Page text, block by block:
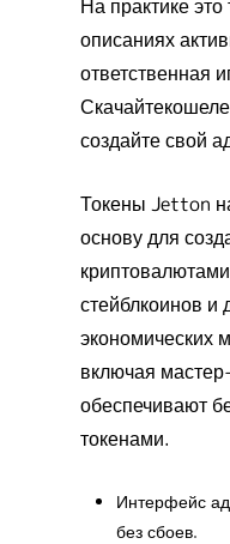
На практике
описаниях
ответственная
создайте свой
Токены Jetton
основу для
стейблкоинов
экономических
включая
обеспечивают
токенами.
Интерфейс
без сбоев.